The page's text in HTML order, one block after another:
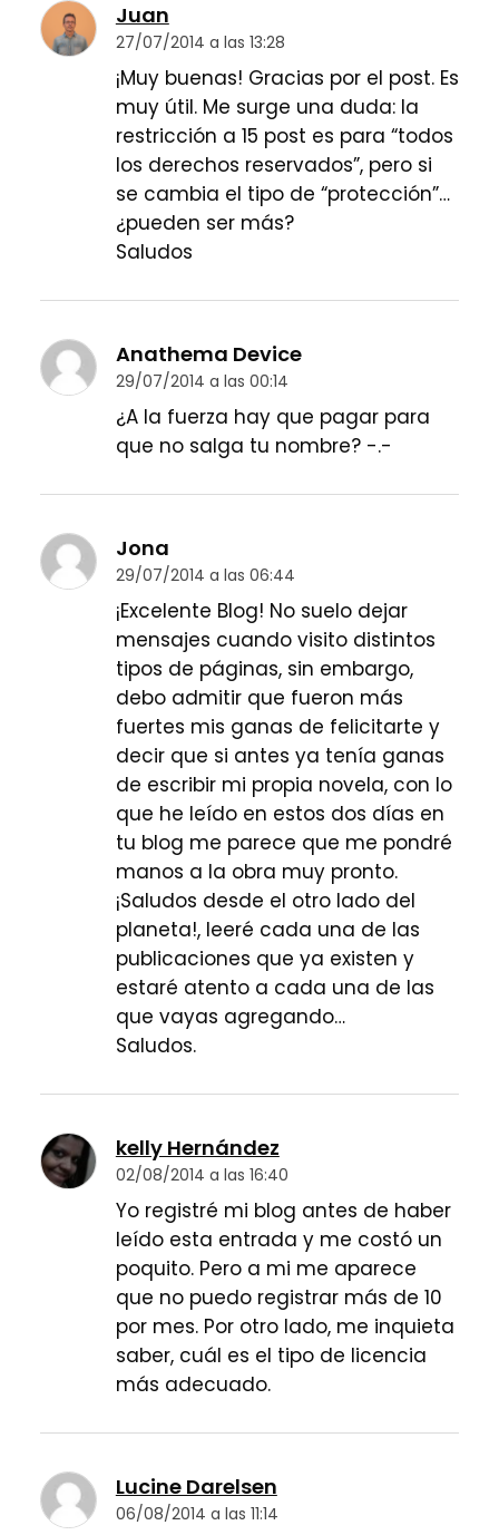
Juan
27/07/2014 a las 13:28
¡Muy buenas! Gracias por el post. Es
muy útil. Me surge una duda: la
restricción a 15 post es para “todos
los derechos reservados”, pero si
se cambia el tipo de “protección”…
¿pueden ser más?
Saludos
Anathema Device
29/07/2014 a las 00:14
¿A la fuerza hay que pagar para
que no salga tu nombre? -.-
Jona
29/07/2014 a las 06:44
¡Excelente Blog! No suelo dejar
mensajes cuando visito distintos
tipos de páginas, sin embargo,
debo admitir que fueron más
fuertes mis ganas de felicitarte y
decir que si antes ya tenía ganas
de escribir mi propia novela, con lo
que he leído en estos dos días en
tu blog me parece que me pondré
manos a la obra muy pronto.
¡Saludos desde el otro lado del
planeta!, leeré cada una de las
publicaciones que ya existen y
estaré atento a cada una de las
que vayas agregando…
Saludos.
kelly Hernández
02/08/2014 a las 16:40
Yo registré mi blog antes de haber
leído esta entrada y me costó un
poquito. Pero a mi me aparece
que no puedo registrar más de 10
por mes. Por otro lado, me inquieta
saber, cuál es el tipo de licencia
más adecuado.
Lucine Darelsen
06/08/2014 a las 11:14